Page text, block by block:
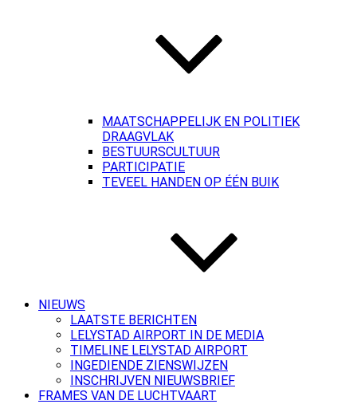
MAATSCHAPPELIJK EN POLITIEK
DRAAGVLAK
BESTUURSCULTUUR
PARTICIPATIE
TEVEEL HANDEN OP ÉÉN BUIK
NIEUWS
LAATSTE BERICHTEN
LELYSTAD AIRPORT IN DE MEDIA
TIMELINE LELYSTAD AIRPORT
INGEDIENDE ZIENSWIJZEN
INSCHRIJVEN NIEUWSBRIEF
FRAMES VAN DE LUCHTVAART